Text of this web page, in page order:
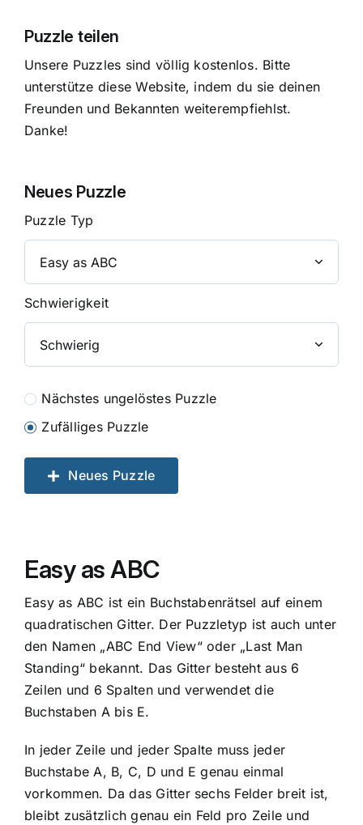
Puzzle teilen
Unsere Puzzles sind völlig kostenlos. Bitte
unterstütze diese Website, indem du sie deinen
Freunden und Bekannten weiterempfiehlst.
Danke!
Neues Puzzle
Puzzle Typ
Schwierigkeit
Nächstes ungelöstes Puzzle
Zufälliges Puzzle
Neues Puzzle
Easy as ABC
Easy as ABC ist ein Buchstabenrätsel auf einem
quadratischen Gitter. Der Puzzletyp ist auch unter
den Namen „ABC End View“ oder „Last Man
Standing“ bekannt. Das Gitter besteht aus 6
Zeilen und 6 Spalten und verwendet die
Buchstaben A bis E.
In jeder Zeile und jeder Spalte muss jeder
Buchstabe A, B, C, D und E genau einmal
vorkommen. Da das Gitter sechs Felder breit ist,
bleibt zusätzlich genau ein Feld pro Zeile und